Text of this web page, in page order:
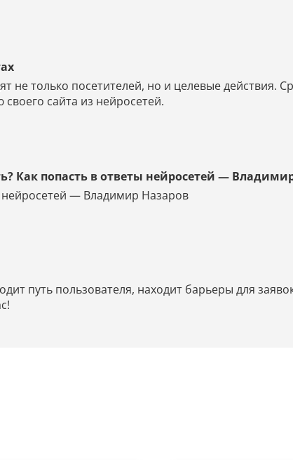
не только посетителей, но и целевые действия.
сайта из нейросетей.
Как попасть в ответы нейросетей —
нейросетей — Владимир Назаров
путь пользователя, находит барьеры для